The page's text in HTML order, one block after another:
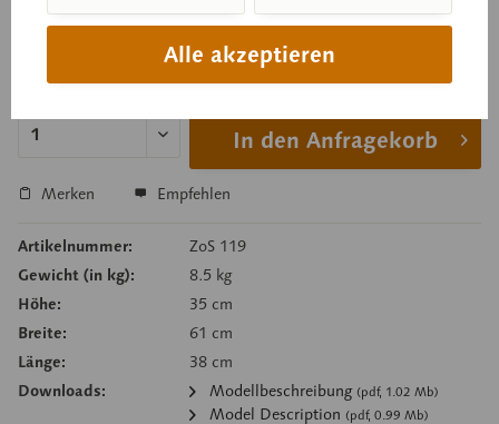
Preis auf Anfrage
Lieferzeit auf Anfrage
In den Anfragekorb
Merken Empfehlen
Artikelnummer:
ZoS 119
Gewicht (in kg):
8.5 kg
Höhe:
35 cm
Breite:
61 cm
Länge:
38 cm
Downloads:
Modellbeschreibung (pdf, 1.02 Mb)
Model Description (pdf, 0.99 Mb)
Alle akzeptieren